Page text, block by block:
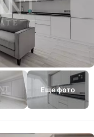
Еще фото